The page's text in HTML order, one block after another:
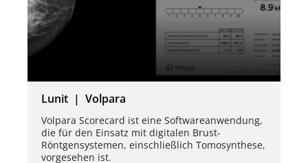
Lunit | Volpara
Volpara Scorecard ist eine Softwareanwendung,
die für den Einsatz mit digitalen Brust-
Röntgensystemen, einschließlich Tomosynthese,
vorgesehen ist.